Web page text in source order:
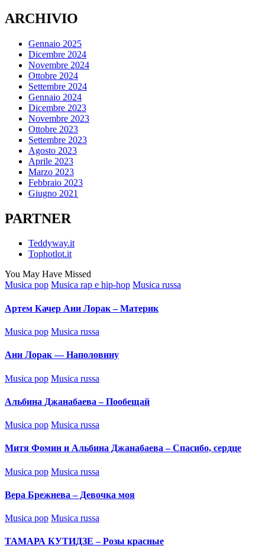
ARCHIVIO
Gennaio 2025
Dicembre 2024
Novembre 2024
Ottobre 2024
Settembre 2024
Gennaio 2024
Dicembre 2023
Novembre 2023
Ottobre 2023
Settembre 2023
Agosto 2023
Aprile 2023
Marzo 2023
Febbraio 2023
Giugno 2021
PARTNER
Teddyway.it
Tophotlot.it
You May Have Missed
Posted
Musica pop Musica rap e hip-hop Musica russa
Артем Качер Ани Лорак – Материк
Posted
Musica pop Musica russa
Ани Лорак — Наполовину
Posted
Musica pop Musica russa
Альбина Джанабаева – Пообещай
Posted
Musica pop Musica russa
Митя Фомин и Альбина Джанабаева – Спасибо, сердце
Posted
Musica pop Musica russa
Вера Брежнева – Девочка моя
Posted
Musica pop Musica russa
ТАМАРА КУТИДЗЕ – Розы красные